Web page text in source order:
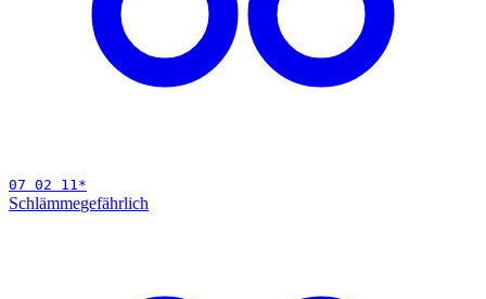
07 02 11*
Schlämmegefährlich